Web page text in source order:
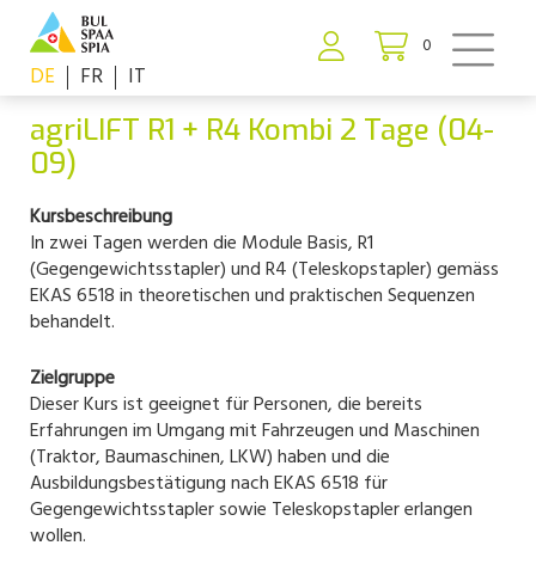
0
DE FR IT
agriLIFT R1 + R4 Kombi 2 Tage (04-
09)
Kursbeschreibung
In zwei Tagen werden die Module Basis, R1
(Gegengewichtsstapler) und R4 (Teleskopstapler) gemäss
EKAS 6518 in theoretischen und praktischen Sequenzen
behandelt.
Zielgruppe
Dieser Kurs ist geeignet für Personen, die bereits
Erfahrungen im Umgang mit Fahrzeugen und Maschinen
(Traktor, Baumaschinen, LKW) haben und die
Ausbildungsbestätigung nach EKAS 6518 für
Gegengewichtsstapler sowie Teleskopstapler erlangen
wollen.